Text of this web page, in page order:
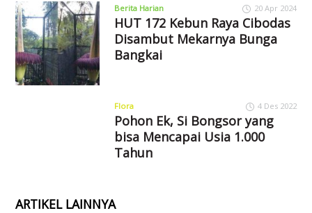
Berita Harian 20 Apr 2024
HUT 172 Kebun Raya Cibodas
Disambut Mekarnya Bunga
Bangkai
Flora 4 Des 2022
Pohon Ek, Si Bongsor yang
bisa Mencapai Usia 1.000
Tahun
ARTIKEL LAINNYA